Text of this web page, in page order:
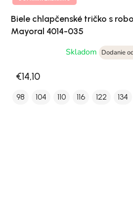
Biele chlapčenské tričko s
Mayoral 4014-035
Skladom
Dodanie
€14,10
98 104 110 116 122 134